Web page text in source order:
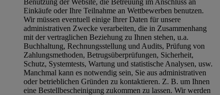
Benutzung der Website, die Betreuung im Anschluss an
Einkäufe oder Ihre Teilnahme an Wettbewerben benutzen.
Wir müssen eventuell einige Ihrer Daten für unsere
administrativen Zwecke verarbeiten, die in Zusammenhang
mit der vertraglichen Beziehung zu Ihnen stehen, u.a.
Buchhaltung, Rechnungsstellung und Audits, Prüfung von
Zahlungsmethoden, Betrugsüberprüfungen, Sicherheit,
Schutz, Systemtests, Wartung und statistische Analysen, usw.
Manchmal kann es notwendig sein, Sie aus administrativen
oder betrieblichen Gründen zu kontaktieren. Z. B. um Ihnen
eine Bestellbescheinigung zukommen zu lassen. Wir werden